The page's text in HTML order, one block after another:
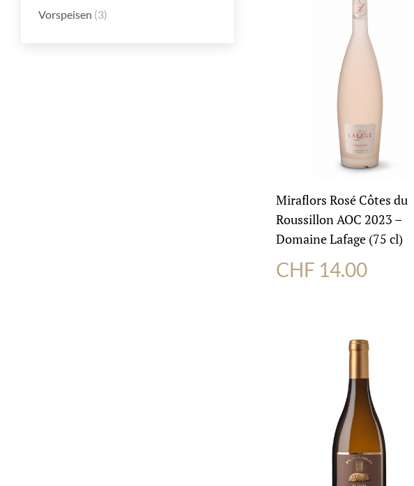
Miraflors Rosé Côtes du
Roussillon AOC 2023 –
Domaine Lafage (75 cl)
CHF 14.00
Vorspeisen (3)